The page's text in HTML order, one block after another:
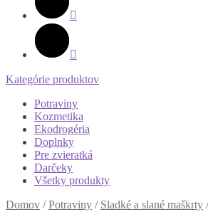
Kategórie produktov
Potraviny
Kozmetika
Ekodrogéria
Doplnky
Pre zvieratká
Darčeky
Všetky produkty
Domov /Potraviny / Sladké a slané maškrty